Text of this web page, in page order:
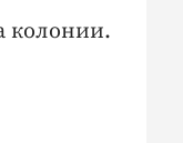
колонии.